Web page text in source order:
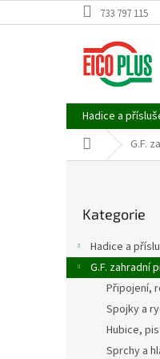
na
733 797 115
Hadice a
Domů G.F.
a
n
kategorie
Kategorie
Hadice a
G.F. zahradní
Připojení,
Spojky a
Hubice,
Sprchy a